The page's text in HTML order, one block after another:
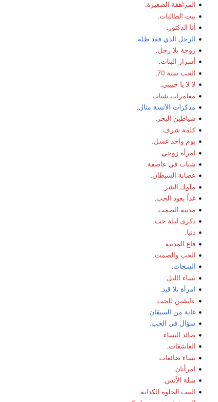
المراهقة الصغيرة.
بيت الطالبات
أنا الدكتور .
الرجل الذي فقد ظله
زوجة بلا رجل
أسرار البنات.
الحب سنة 70
لا لا يا حبيبي.
مغامرات شباب
مذكرات الآنسة منال
شياطين البحر .
كلمة شرف
يوم واحد عسل
امرأة زوجي
شباب في عاصفة
عصابة الشيطان.
ملوك الشر
غداً يعود الحب
مدينة الصمت
ذكرى ليلة حب
دنيا.
قاع المدينة
الحب والصمت
الشحات.
نساء الليل
امرأة بلا قيد.
عايشين للحب
غابة من السيقان
سؤال في الحب.
صائد النساء
العاشقات.
نساء ضائعات
امرأتان
شلة الأنس.
البنت الحلوة الكدابة